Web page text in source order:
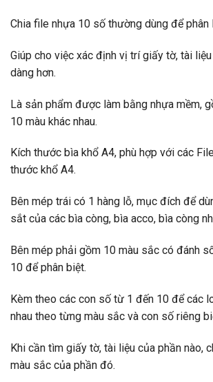
Chia file nhựa 10 số thường dùng để phân
Giúp cho việc xác định vị trí giấy tờ, tài
dàng hơn.
Là sản phẩm được làm bằng nhựa mềm,
10 màu khác nhau.
Kích thước bìa khổ A4, phù hợp với các
thước khổ A4.
Bên mép trái có 1 hàng lỗ, mục đích để
sắt của các bìa còng, bìa acco, bìa còng
Bên mép phải gồm 10 màu sắc có đánh
10 để phân biệt.
Kèm theo các con số từ 1 đến 10 để các
nhau theo từng màu sắc và con số riêng
Khi cần tìm giấy tờ, tài liệu của phần nào,
màu sắc của phần đó.